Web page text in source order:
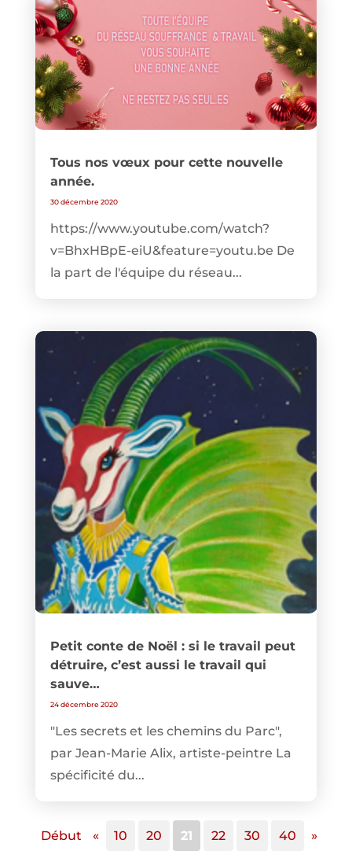
Tous nos vœux pour cette nouvelle
année.
30 décembre 2020
https://www.youtube.com/watch?
v=BhxHBpE-eiU&feature=youtu.be De
la part de l'équipe du réseau...
Petit conte de Noël : si le travail peut
détruire, c’est aussi le travail qui
sauve…
24 décembre 2020
"Les secrets et les chemins du Parc",
par Jean-Marie Alix, artiste-peintre La
spécificité du...
Début « 10 20 21 22 30 40 »